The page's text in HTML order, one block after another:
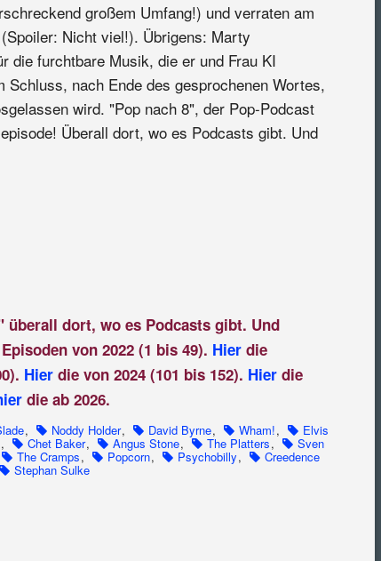
großem Umfang!) und verraten am
Nicht viel!). Übrigens: Marty
die furchtbare Musik, die er und Frau KI
Schluss, nach Ende des gesprochenen Wortes,
wird. "Pop nach 8", der Pop-Podcast
Überall dort, wo es Podcasts gibt. Und
überall dort, wo es Podcasts gibt. Und
von 2022 (1 bis 49). Hier die
Hier die von 2024 (101 bis 152). Hier die
die ab 2026.
, Noddy Holder, David Byrne, Wham!, Elvis
, Chet Baker, Angus Stone, The Platters, Sven
The Cramps, Popcorn, Psychobilly, Creedence
Stephan Sulke